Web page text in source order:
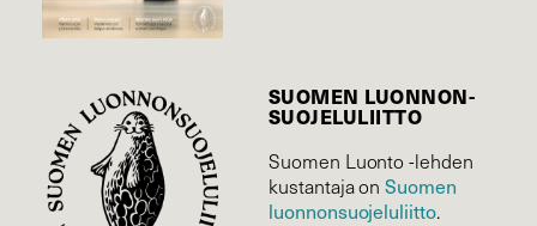
SUOMEN LUONNON­
SUOJELU­LIITTO
Suomen Luonto -lehden
kustantaja onSuomen
luonnonsuojelu­liitto.